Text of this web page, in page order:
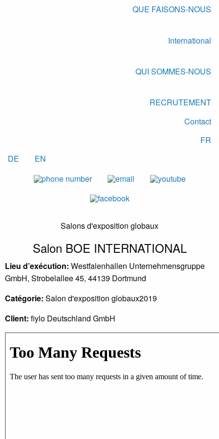
QUE FAISONS-NOUS
International
QUI SOMMES-NOUS
RECRUTEMENT
Contact
FR
DE
EN
Salons d'exposition globaux
Salon BOE INTERNATIONAL
Lieu d’exécution: Westfalenhallen Unternehmensgruppe
GmbH, Strobelallee 45, 44139 Dortmund
Catégorie: Salon d'exposition globaux2019
Client: fiylo Deutschland GmbH